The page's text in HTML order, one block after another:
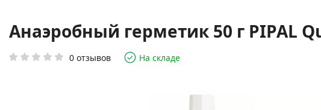
Анаэробный герметик 50 г PIPAL
0 отзывов На складе